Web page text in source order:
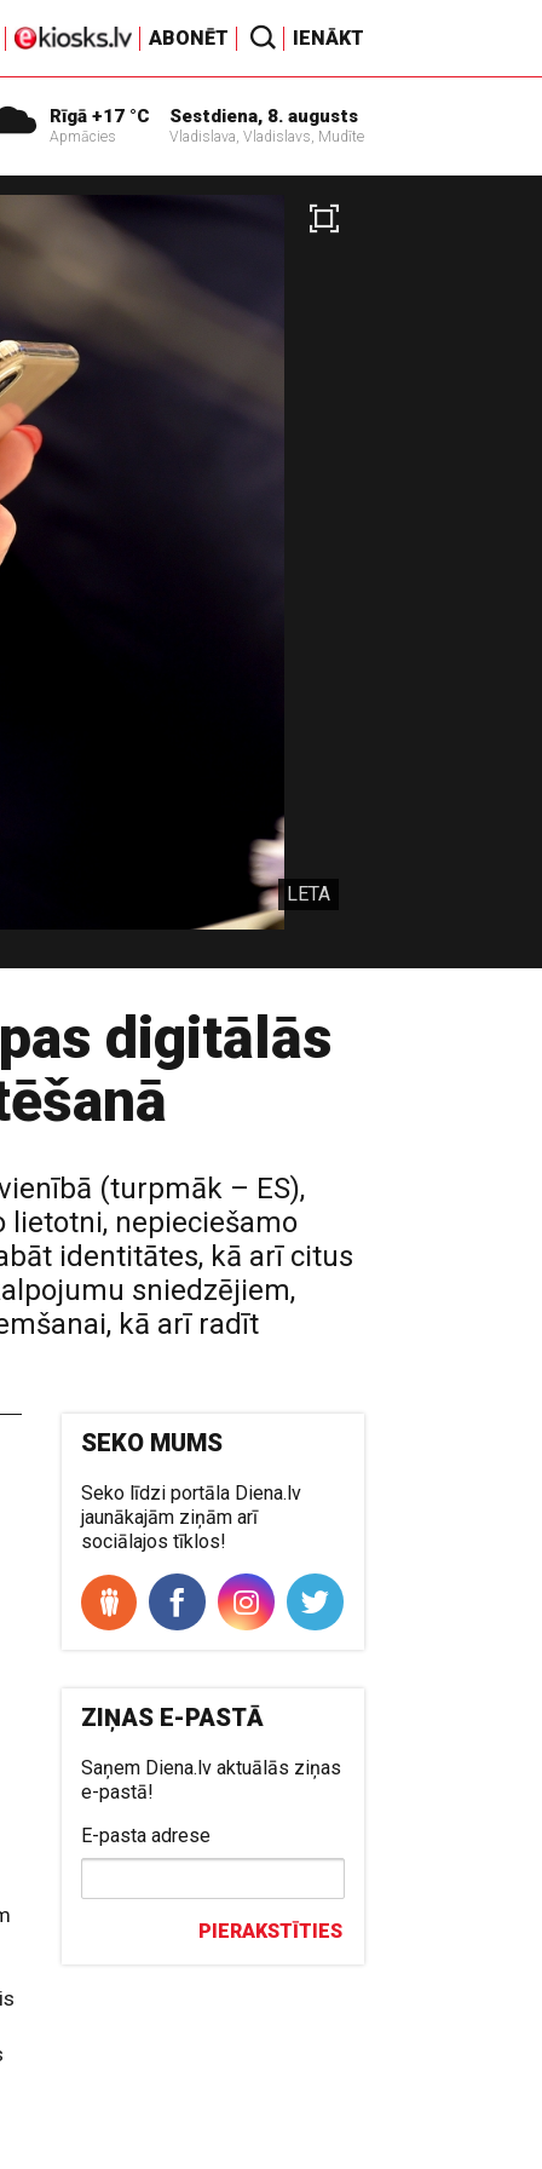
ABONĒT IENĀKT
Rīgā +17 °C
Apmācies
Sestdiena, 8. augusts
Vladislava, Vladislavs, Mudīte
LETA
digitālās
(turpmāk – ES),
nepieciešamo
identitātes, kā arī citus
sniedzējiem,
kā arī radīt
SEKO MUMS
Seko līdzi portāla Diena.lv
jaunākajām ziņām arī
sociālajos tīklos!
ZIŅAS E-PASTĀ
Saņem Diena.lv aktuālās ziņas
e-pastā!
E-pasta adrese
PIERAKSTĪTIES